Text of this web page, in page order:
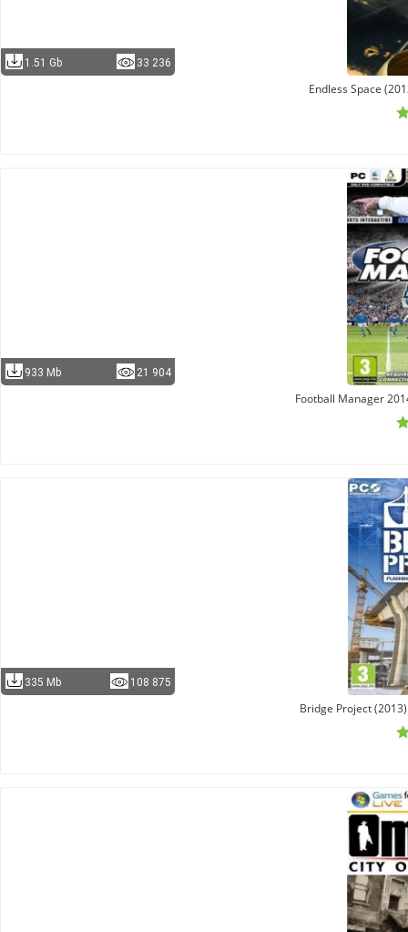
1.51 Gb 33 236
Endless Space
933 Mb 21 904
Football Manager
335 Mb 108 875
Bridge Project